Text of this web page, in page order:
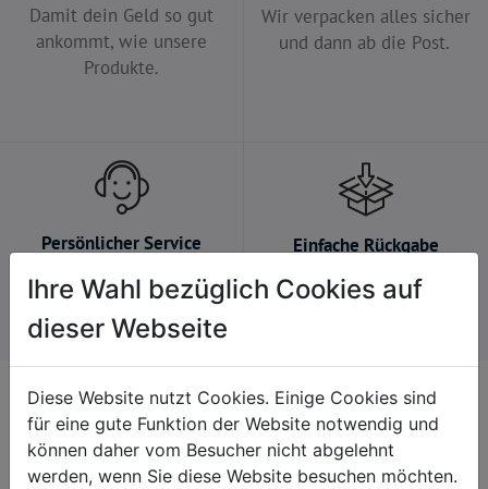
Damit dein Geld so gut
ankommt, wie unsere
Produkte.
Wir verpacken alles sicher
und dann ab die Post.
Persönlicher Service
Wir nehmen uns gerne Zeit
für dich.
Einfache Rückgabe
Kein Problem, falls du es
dir anders überlegst.
Kontakt
+43 7235 / 63251 664
onlineshop@diakoniewerk.at
Ihre Wahl bezüglich Cookies auf
dieser Webseite
Diese Website nutzt Cookies. Einige Cookies sind
für eine gute Funktion der Website notwendig und
können daher vom Besucher nicht abgelehnt
werden, wenn Sie diese Website besuchen möchten.